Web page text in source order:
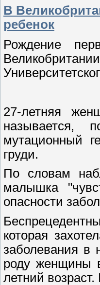
В
ребенок
Рождение
27-летняя
называется,
мутационный
груди.
По словам
малышка
опасности
которая
заболевания в
роду женщины
летний